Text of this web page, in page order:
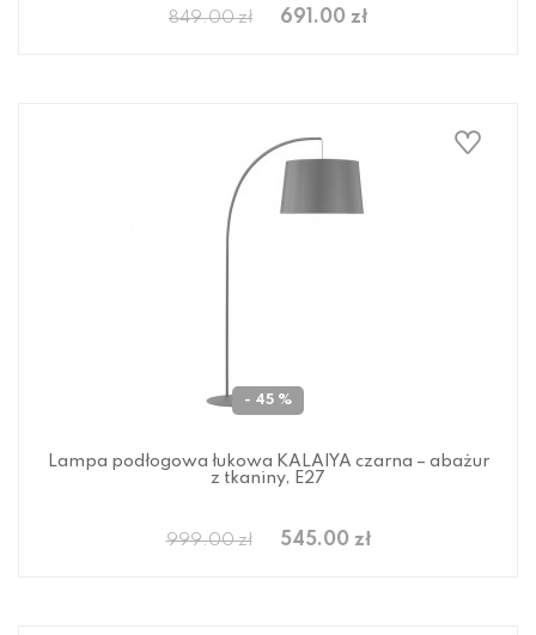
849.00 zł 691.00 zł
- 45 %
Lampa podłogowa łukowa KALAIYA czarna – abażur
z tkaniny, E27
999.00 zł 545.00 zł